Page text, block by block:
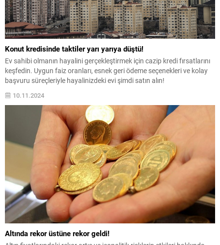
Konut kredisinde taktiler yarı yarıya düştü!
Ev sahibi olmanın hayalini gerçekleştirmek için cazip kredi fırsatlarını
keşfedin. Uygun faiz oranları, esnek geri ödeme seçenekleri ve kolay
başvuru süreçleriyle hayalinizdeki evi şimdi satın alın!
10.11.2024
Altında rekor üstüne rekor geldi!